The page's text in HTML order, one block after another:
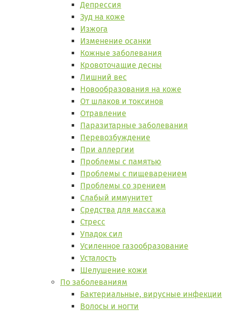
Депрессия
Зуд на коже
Изжога
Изменение осанки
Кожные заболевания
Кровоточащие десны
Лишний вес
Новообразования на коже
От шлаков и токсинов
Отравление
Паразитарные заболевания
Перевозбуждение
При аллергии
Проблемы с памятью
Проблемы с пищеварением
Проблемы со зрением
Слабый иммунитет
Средства для массажа
Стресс
Упадок сил
Усиленное газообразование
Усталость
Шелушение кожи
По заболеваниям
Бактериальные, вирусные инфекции
Волосы и ногти